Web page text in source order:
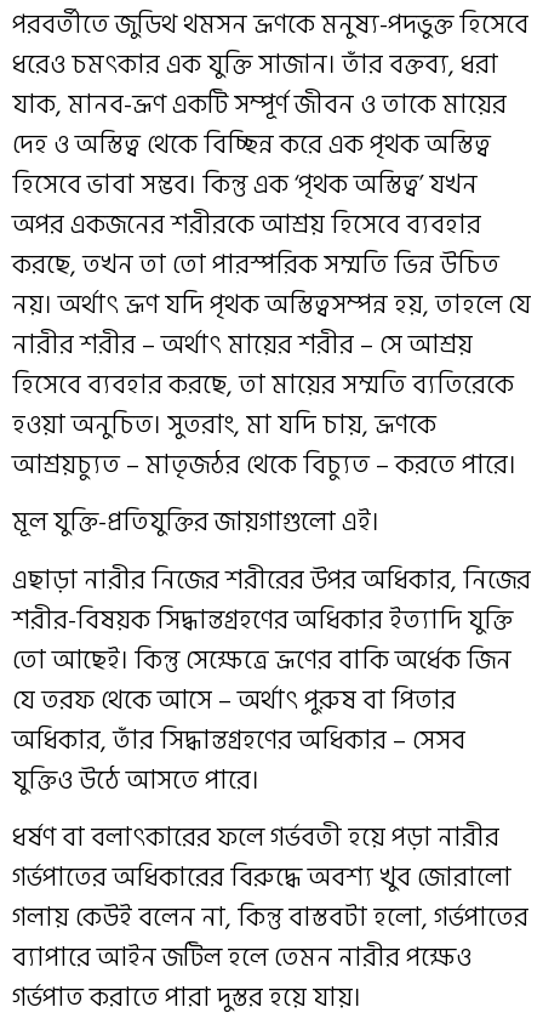
পরবর্তীতে জুডিথ থমসন ভ্রূণকে মনুষ্য-পদভুক্ত হিসেবে
ধরেও চমৎকার এক যুক্তি সাজান। তাঁর বক্তব্য, ধরা
যাক, মানব-ভ্রূণ একটি সম্পূর্ণ জীবন ও তাকে মায়ের
দেহ ও অস্তিত্ব থেকে বিচ্ছিন্ন করে এক পৃথক অস্তিত্ব
হিসেবে ভাবা সম্ভব। কিন্তু এক ‘পৃথক অস্তিত্ব’ যখন
অপর একজনের শরীরকে আশ্রয় হিসেবে ব্যবহার
করছে, তখন তা তো পারস্পরিক সম্মতি ভিন্ন উচিত
নয়। অর্থাৎ ভ্রূণ যদি পৃথক অস্তিত্বসম্পন্ন হয়, তাহলে যে
নারীর শরীর – অর্থাৎ মায়ের শরীর – সে আশ্রয়
হিসেবে ব্যবহার করছে, তা মায়ের সম্মতি ব্যতিরেকে
হওয়া অনুচিত। সুতরাং, মা যদি চায়, ভ্রূণকে
আশ্রয়চ্যুত – মাতৃজঠর থেকে বিচ্যুত – করতে পারে।
মূল যুক্তি-প্রতিযুক্তির জায়গাগুলো এই।
এছাড়া নারীর নিজের শরীরের উপর অধিকার, নিজের
শরীর-বিষয়ক সিদ্ধান্তগ্রহণের অধিকার ইত্যাদি যুক্তি
তো আছেই। কিন্তু সেক্ষেত্রে ভ্রূণের বাকি অর্ধেক জিন
যে তরফ থেকে আসে – অর্থাৎ পুরুষ বা পিতার
অধিকার, তাঁর সিদ্ধান্তগ্রহণের অধিকার – সেসব
যুক্তিও উঠে আসতে পারে।
ধর্ষণ বা বলাৎকারের ফলে গর্ভবতী হয়ে পড়া নারীর
গর্ভপাতের অধিকারের বিরুদ্ধে অবশ্য খুব জোরালো
গলায় কেউই বলেন না, কিন্তু বাস্তবটা হলো, গর্ভপাতের
ব্যাপারে আইন জটিল হলে তেমন নারীর পক্ষেও
গর্ভপাত করাতে পারা দুস্তর হয়ে যায়।